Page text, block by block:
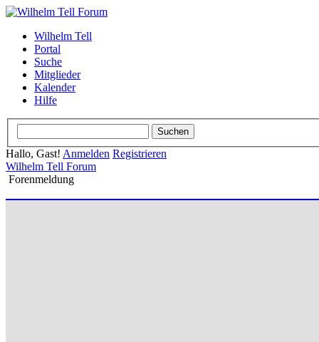
Wilhelm Tell
Portal
Suche
Mitglieder
Kalender
Hilfe
Hallo, Gast! Anmelden Registrieren
Wilhelm Tell Forum
Forenmeldung